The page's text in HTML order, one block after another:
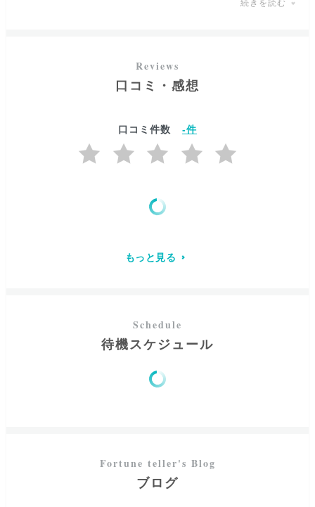
だけますように、本当の意味での“状況好転”へと導いてくれ
達などの後押しもしていただけますが、ご相談内容によっ
てはお断りさせていただく事もございます。
私にあなたの本当のお声をお聴かせください。
お電話がつながった瞬間から、あなたからの気を受けと
現状を打破するためには、今を自分の足で変えていく勇気
自分で未来を掴んでいけるように
続きを読む
口コミ・感想
口コミ件数 -件
もっと見る
待機スケジュール
ブログ